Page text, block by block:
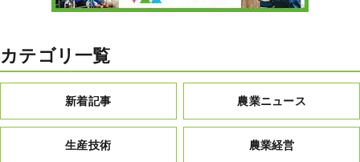
カテゴリ一覧
新着記事 農業ニュース
生産技術 農業経営